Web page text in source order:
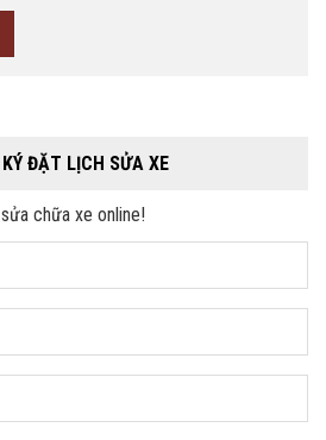
ĐẶT LỊCH SỬA XE
chữa xe online!